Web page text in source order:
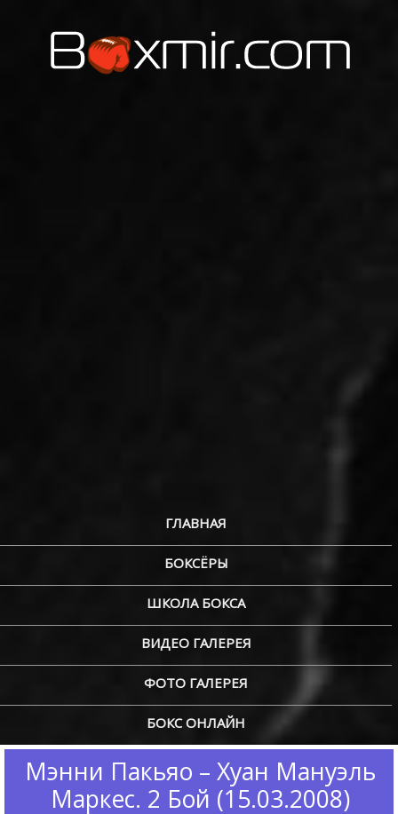
ГЛАВНАЯ
БОКСЁРЫ
ШКОЛА БОКСА
ВИДЕО ГАЛЕРЕЯ
ФОТО ГАЛЕРЕЯ
БОКС ОНЛАЙН
Мэнни Пакьяо – Хуан Мануэль
Маркес. 2 Бой (15.03.2008)